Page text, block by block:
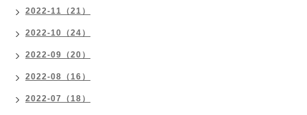
2022-11（21）
2022-10（24）
2022-09（20）
2022-08（16）
2022-07（18）